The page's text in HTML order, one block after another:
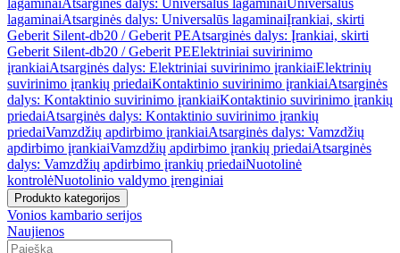
lagaminaiAtsarginės dalys: Universalūs lagaminaiUniversalūs
lagaminaiAtsarginės dalys: Universalūs lagaminaiĮrankiai, skirti
Geberit Silent-db20 / Geberit PEAtsarginės dalys: Įrankiai, skirti
Geberit Silent-db20 / Geberit PEElektriniai suvirinimo
įrankiaiAtsarginės dalys: Elektriniai suvirinimo įrankiaiElektrinių
suvirinimo įrankių priedaiKontaktinio suvirinimo įrankiaiAtsarginės
dalys: Kontaktinio suvirinimo įrankiaiKontaktinio suvirinimo įrankių
priedaiAtsarginės dalys: Kontaktinio suvirinimo įrankių
priedaiVamzdžių apdirbimo įrankiaiAtsarginės dalys: Vamzdžių
apdirbimo įrankiaiVamzdžių apdirbimo įrankių priedaiAtsarginės
dalys: Vamzdžių apdirbimo įrankių priedaiNuotolinė
kontrolėNuotolinio valdymo įrenginiai
Produkto kategorijos
Vonios kambario serijos
Naujienos